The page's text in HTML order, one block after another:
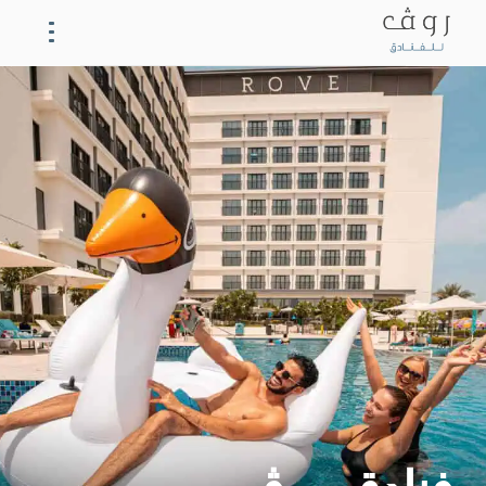
فنادق روڤ
العروض
الإقامة
المطاعم
الاجتماعات
تعرّف على مواقعنا